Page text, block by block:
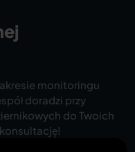
monitoringu
doradzi przy
do Twoich